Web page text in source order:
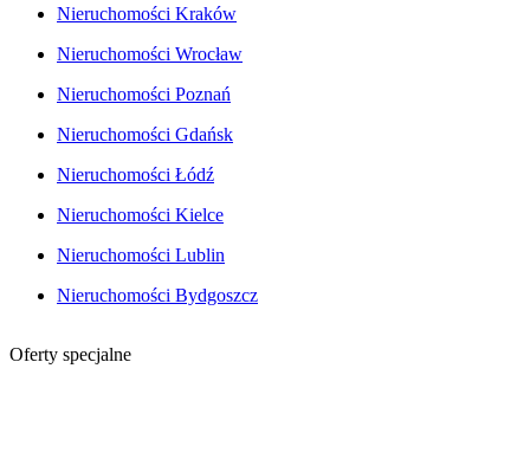
Nieruchomości Kraków
Nieruchomości Wrocław
Nieruchomości Poznań
Nieruchomości Gdańsk
Nieruchomości Łódź
Nieruchomości Kielce
Nieruchomości Lublin
Nieruchomości Bydgoszcz
Oferty specjalne